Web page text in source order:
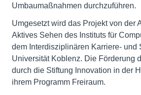
Umbaumaßnahmen durchzuführen.
Umgesetzt wird das Projekt von der
Aktives Sehen des Instituts für
dem Interdisziplinären Karriere- und
Universität Koblenz. Die Förderung
durch die Stiftung Innovation in der
ihrem Programm Freiraum.